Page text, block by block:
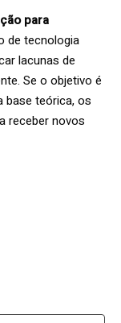
para
de tecnologia
lacunas de
Se o objetivo é
base teórica, os
receber novos